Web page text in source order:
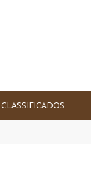
CLASSIFICADOS